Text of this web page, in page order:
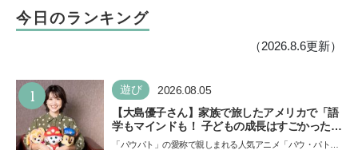
今日のランキング
（2026.8.6更新）
1 遊び 2026.08.05
【大島優子さん】家族で旅したアメリカで「語
学もマインドも！ 子どもの成長はすごかった」
声優をつとめた映画『パウ・パトロール ザ・ダ
「パウパト」の愛称で親しまれる人気アニメ「パウ・パトロ